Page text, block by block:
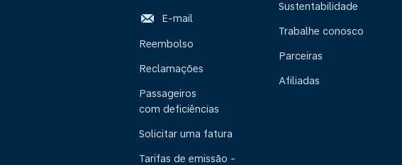
E-mail
Reembolso
Reclamações
Passageiros
com deficiências
Solicitar uma fatura
Tarifas de emissão -
Sustentabilidade
Trabalhe conosco
Parceiras
Afiliadas